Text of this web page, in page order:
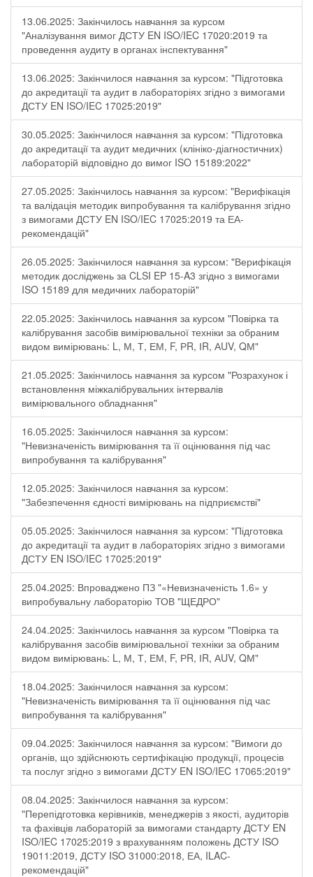
13.06.2025: Закінчилось навчання за курсом
"Аналізування вимог ДСТУ EN ISO/IEC 17020:2019 та
проведення аудиту в органах інспектування"
13.06.2025: Закінчилося навчання за курсом: "Підготовка
до акредитації та аудит в лабораторіях згідно з вимогами
ДСТУ EN ISO/IEC 17025:2019"
30.05.2025: Закінчилося навчання за курсом: "Підготовка
до акредитації та аудит медичних (клініко-діагностичних)
лабораторій відповідно до вимог ISO 15189:2022"
27.05.2025: Закінчилось навчання за курсом: "Верифікація
та валідація методик випробування та калібрування згідно
з вимогами ДСТУ EN ISO/IEC 17025:2019 та ЕА-
рекомендацій"
26.05.2025: Закінчилося навчання за курсом: "Верифікація
методик досліджень за CLSI EP 15-A3 згідно з вимогами
ISO 15189 для медичних лабораторій"
22.05.2025: Закінчилось навчання за курсом "Повірка та
калібрування засобів вимірювальної техніки за обраним
видом вимірювань: L, М, Т, ЕМ, F, РR, ІR, АUV, QМ"
21.05.2025: Закінчилось навчання за курсом "Розрахунок і
встановлення міжкалібрувальних інтервалів
вимірювального обладнання"
16.05.2025: Закінчилося навчання за курсом:
"Невизначеність вимірювання та її оцінювання під час
випробування та калібрування"
12.05.2025: Закінчилося навчання за курсом:
"Забезпечення єдності вимірювань на підприємстві"
05.05.2025: Закінчилося навчання за курсом: "Підготовка
до акредитації та аудит в лабораторіях згідно з вимогами
ДСТУ EN ISO/IEC 17025:2019"
25.04.2025: Впроваджено ПЗ "«Невизначеність 1.6» у
випробувальну лабораторію ТОВ "ЩЕДРО"
24.04.2025: Закінчилось навчання за курсом "Повірка та
калібрування засобів вимірювальної техніки за обраним
видом вимірювань: L, М, Т, ЕМ, F, РR, ІR, АUV, QМ"
18.04.2025: Закінчилося навчання за курсом:
"Невизначеність вимірювання та її оцінювання під час
випробування та калібрування"
09.04.2025: Закінчилося навчання за курсом: "Вимоги до
органів, що здійснюють сертифікацію продукції, процесів
та послуг згідно з вимогами ДСТУ EN ISO/IEC 17065:2019"
08.04.2025: Закінчилося навчання за курсом:
"Перепідготовка керівників, менеджерів з якості, аудиторів
та фахівців лабораторій за вимогами стандарту ДСТУ EN
ISO/IEC 17025:2019 з врахуванням положень ДСТУ ISO
19011:2019, ДСТУ ISO 31000:2018, ЕА, ILAC-
рекомендацій"